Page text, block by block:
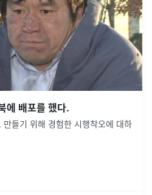
에 배포를 했다.
들기 위해 경험한 시행착오에 대하